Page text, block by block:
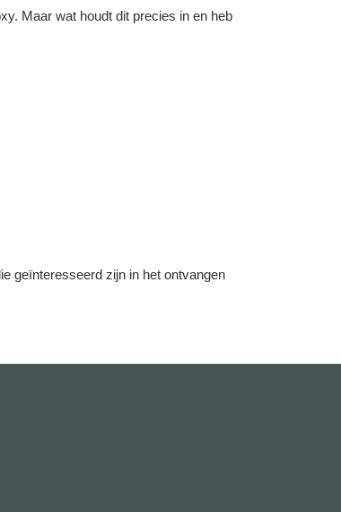
Maar wat houdt dit precies in en heb
geïnteresseerd zijn in het ontvangen